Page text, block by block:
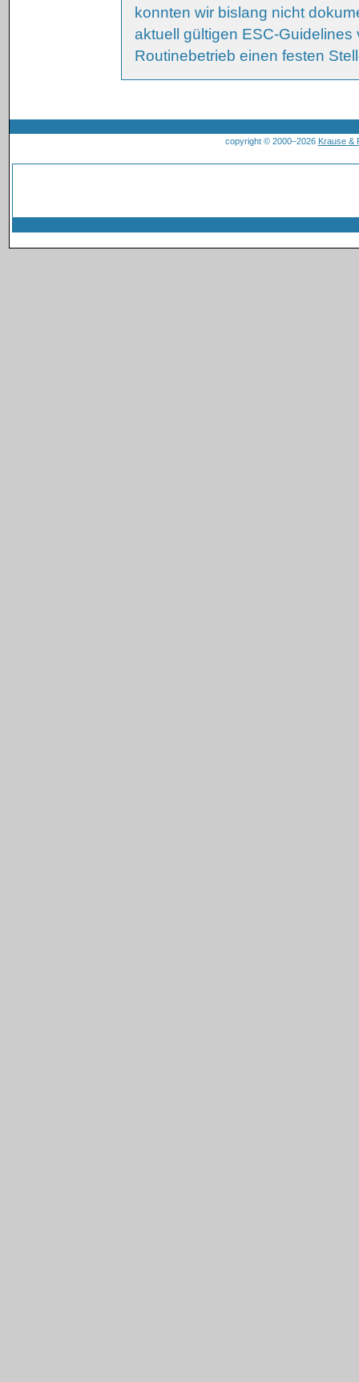
konnten wir bislang nicht
aktuell gültigen ESC-
Routinebetrieb einen festen
copyright © 2000–2026 Krause &